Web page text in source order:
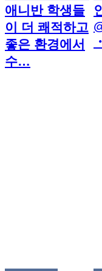
애니반 학생들
이 더 쾌적하고
좋은 환경에서
수…